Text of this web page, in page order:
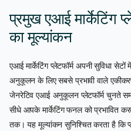
प्रमुख एआई मार्केटिंग
का मूल्यांकन
एआई मार्केटिंग प्लेटफॉर्म अपनी सुविधा
अनुकूलन के लिए सबसे प्रभावी वाले
जेनरेटिव एआई अनुकूलन प्लेटफॉर्म चुनते
सीधे आपके मार्केटिंग फनल को प्रभावित
तक। यह मूल्यांकन सुनिश्चित करता है कि